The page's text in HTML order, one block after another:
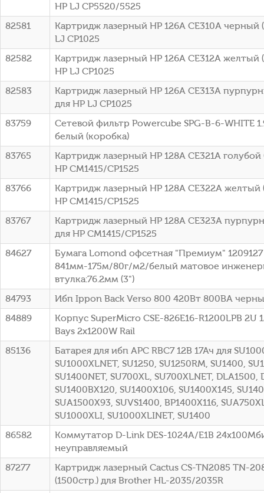
HP LJ CP5520/5525
82581
Картридж лазерный HP 126A CE310A черный
LJ CP1025
82582
Картридж лазерный HP 126A CE312A желтый
HP LJ CP1025
82583
Картридж лазерный HP 126A CE313A
для HP LJ CP1025
83759
Сетевой фильтр Powercube SPG-B-6-WHITE
белый (коробка)
83765
Картридж лазерный HP 128A CE321A голубой
HP CM1415/CP1525
83766
Картридж лазерный HP 128A CE322A желтый
HP CM1415/CP1525
83767
Картридж лазерный HP 128A CE323A
для HP CM1415/CP1525
84627
Бумага Lomond офсетная "Премиум" 1209127
841мм-175м/80г/м2/белый матовое
втулка:76.2мм (3")
84793
Ибп Ippon Back Verso 800 420Вт 800ВА
84889
Корпус SuperMicro CSE-826E16-R1200LPB 2U
Bays 2x1200W Rail
85136
Батарея для ибп APC RBC7 12В 17Ач для
SU1000XLNET, SU1250, SU1250RM, SU1400,
SU1400NET, SU700XL, SU700XLNET, DLA1500,
SU1400BX120, SU1400X106, SU1400X145,
SUA1500X93, SUVS1400, BP1400X116,
SU1000XLI, SU1000XLINET, SU1400
86582
Коммутатор D-Link DES-1024A/E1B
неуправляемый
87277
Картридж лазерный Cactus CS-TN2085 TN-
(1500стр.) для Brother HL-2035/2035R